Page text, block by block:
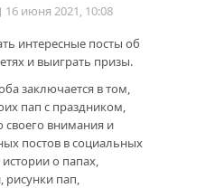
16 июня 2021, 10:08
интересные посты об
и выиграть призы.
заключается в том,
пап с праздником,
внимания и
постов в социальных
о папах,
рисунки пап,